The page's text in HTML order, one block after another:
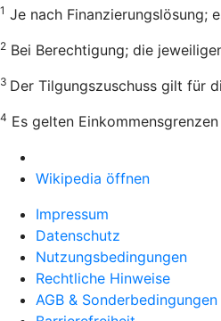
1 Je nach Finanzierungslösung;
2 Bei Berechtigung; die
3 Der Tilgungszuschuss gilt für
4 Es gelten
Wikipedia öffnen
Impressum
Datenschutz
Nutzungsbedingungen
Rechtliche Hinweise
AGB & Sonderbedingungen